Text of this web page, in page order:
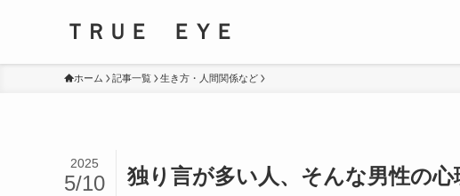
ＴＲＵＥ ＥＹＥ
ホーム 記事一覧 生き方・人間関係など
独り言が多い人、そんな男性の
2025
5/10